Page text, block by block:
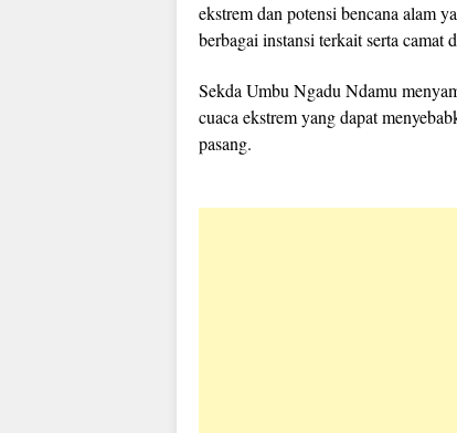
ekstrem dan potensi bencana alam
berbagai instansi terkait serta
Sekda Umbu Ngadu Ndamu
cuaca ekstrem yang dapat
pasang.